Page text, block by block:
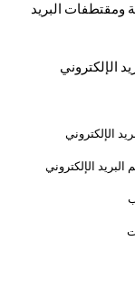
ومقتطفات البريد
الإلكتروني
الإلكتروني
الإلكتروني